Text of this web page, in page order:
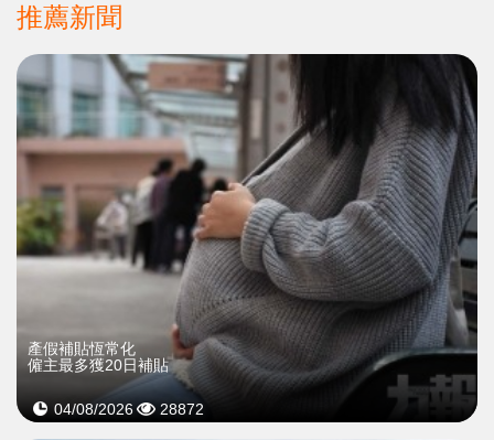
推薦新聞
產假補貼恆常化
僱主最多獲20日補貼
04/08/2026 28872